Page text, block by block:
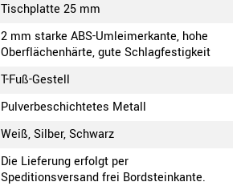
Tischplatte 25 mm
2 mm starke ABS-Umleimerkante, hohe
Oberflächenhärte, gute Schlagfestigkeit
T-Fuß-Gestell
Pulverbeschichtetes Metall
Weiß, Silber, Schwarz
Die Lieferung erfolgt per
Speditionsversand frei Bordsteinkante.